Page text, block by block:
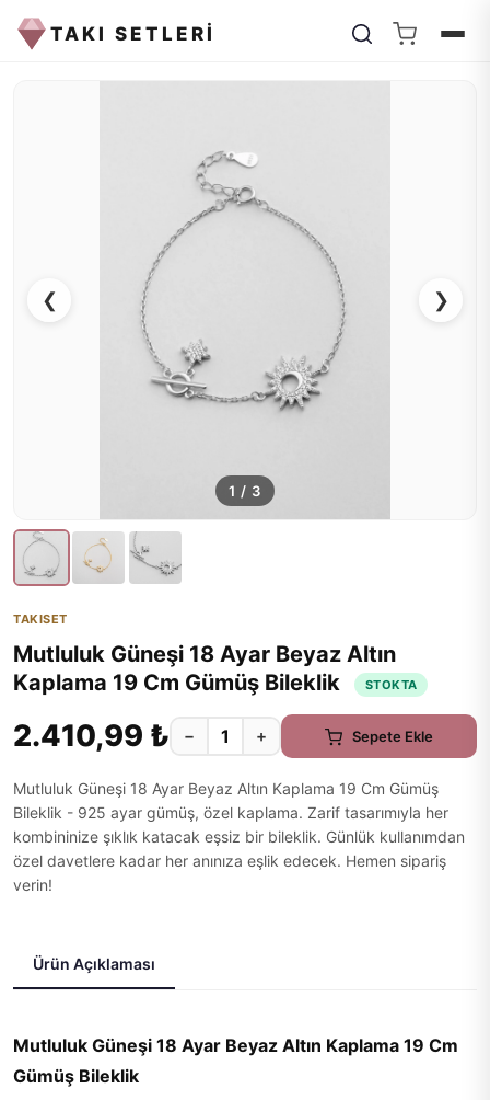
TAKI SETLERİ
❮ ❯
1 / 3
TAKISET
Mutluluk Güneşi 18 Ayar Beyaz Altın
Kaplama 19 Cm Gümüş Bileklik
STOKTA
2.410,99 ₺ − + Sepete Ekle
Mutluluk Güneşi 18 Ayar Beyaz Altın Kaplama 19 Cm Gümüş
Bileklik - 925 ayar gümüş, özel kaplama. Zarif tasarımıyla her
kombininize şıklık katacak eşsiz bir bileklik. Günlük kullanımdan
özel davetlere kadar her anınıza eşlik edecek. Hemen sipariş
verin!
Ürün Açıklaması
Mutluluk Güneşi 18 Ayar Beyaz Altın Kaplama 19 Cm
Gümüş Bileklik